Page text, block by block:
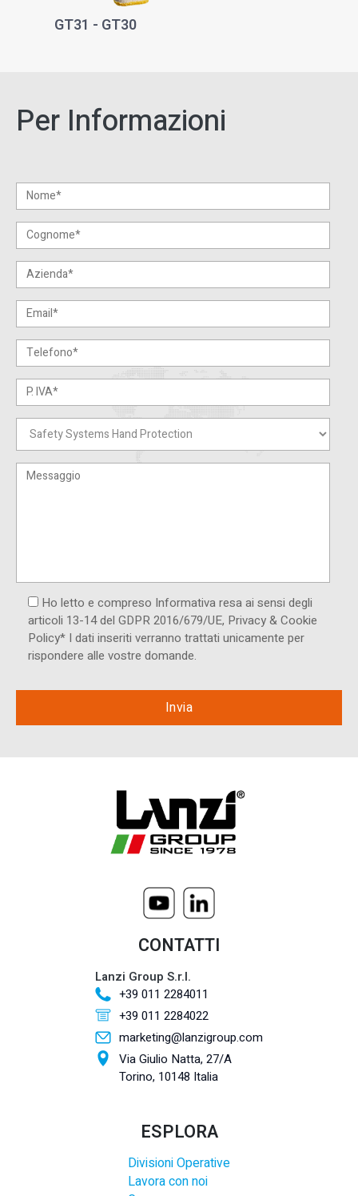
GT31 - GT30
Per Informazioni
Ho letto e compreso Informativa resa ai ​sensi degli
articoli 13-14 del GDPR 2016/679/UE, Privacy & Cookie
Policy* I dati inseriti verranno trattati unicamente per
rispondere alle vostre domande.
CONTATTI
Lanzi Group S.r.l.
+39 011 2284011
+39 011 2284022
marketing@lanzigroup.com
Via Giulio Natta, 27/A
Torino, 10148 Italia
ESPLORA
Divisioni Operative
Lavora con noi